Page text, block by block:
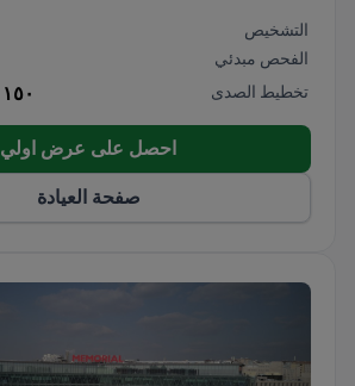
التشخيص
الفحص مبدئي
تخطيط الصدى ١٥٠ US$ -
احصل على عرض اولي
صفحة العيادة